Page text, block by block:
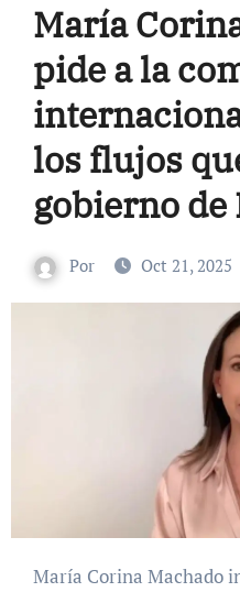
María
pide a la
los flujos
gobierno de
Por Oct 21, 2025
María Corina Machado instó en las últimas horas a